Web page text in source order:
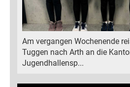
Am vergangen Wochenende
Tuggen nach Arth an die
Jugendhallensp...